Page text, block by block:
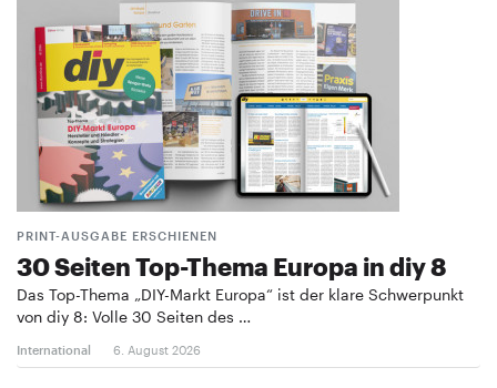
PRINT-AUSGABE ERSCHIENEN
30 Seiten Top-Thema Europa in diy 8
Das Top-Thema „DIY-Markt Europa“ ist der klare Schwerpunkt
von diy 8: Volle 30 Seiten des …
International 6. August 2026